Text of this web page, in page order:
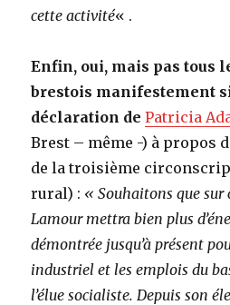
cette activité« .
Enfin, oui, mais pas tous
brestois manifestement
déclaration de Patricia
Brest – même -) à propos
de la troisième
rural) : « Souhaitons que sur
Lamour mettra bien plus
démontrée jusqu’à présent
industriel et les emplois du
l’élue socialiste. Depuis son